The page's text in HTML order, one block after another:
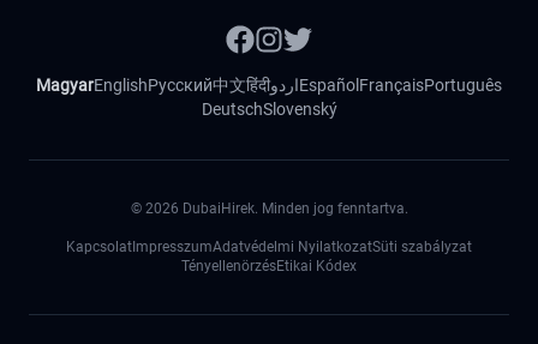
MagyarEnglishРусский中文हिंदीاردوEspañol FrançaisPortuguês
DeutschSlovenský
© 2026 DubaiHirek. Minden jog fenntartva.
Kapcsolat ImpresszumAdatvédelmi NyilatkozatSüti szabályzat
TényellenörzésEtikai Kódex